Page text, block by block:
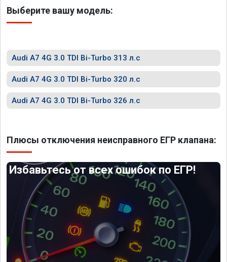
Выберите вашу модель:
Audi A7 4G 3.0 TDI Bi-Turbo 313 л.с
Audi A7 4G 3.0 TDI Bi-Turbo 320 л.с
Audi A7 4G 3.0 TDI Bi-Turbo 326 л.с
Плюсы отключения неисправного ЕГР клапана:
Избавьтесь от всех ошибок по ЕГР!